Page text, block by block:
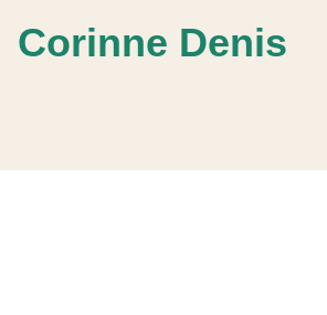
Corinne Denis